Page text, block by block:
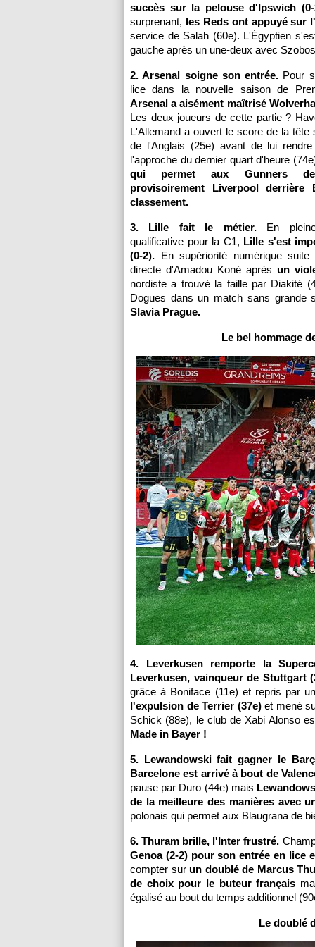
succès sur la pelouse d'Ipswich (0-
surprenant, les Reds ont appuyé sur
service de Salah (60e). L'Égyptien
gauche après un une-deux avec
2. Arsenal soigne son entrée. Pour
lice dans la nouvelle saison de
Arsenal a aisément maîtrisé
Les deux joueurs de cette partie ?
L'Allemand a ouvert le score de la tête
de l'Anglais (25e) avant de lui
l'approche du dernier quart d'heure
qui permet aux Gunners
provisoirement Liverpool derrière
classement.
3. Lille fait le métier. En
qualificative pour la C1, Lille s'est
(0-2). En supériorité numérique suite
directe d'Amadou Koné après un
nordiste a trouvé la faille par Diakité
Dogues dans un match sans grande
Slavia Prague.
Le bel hommage
4. Leverkusen remporte la
Leverkusen, vainqueur de Stuttgart
grâce à Boniface (11e) et repris par
l'expulsion de Terrier (37e)et mené
Schick (88e), le club de Xabi Alonso
Made in Bayer !
5. Lewandowski fait gagner le
Barcelone est arrivé à bout de
pause par Duro (44e) mais
de la meilleure des manières avec
polonais qui permet aux Blaugrana de
6. Thuram brille, l'Inter frustré.
Genoa (2-2) pour son entrée en lice
compter sur un doublé de Marcus
de choix pour le buteur français
égalisé au bout du temps additionnel
Le doublé